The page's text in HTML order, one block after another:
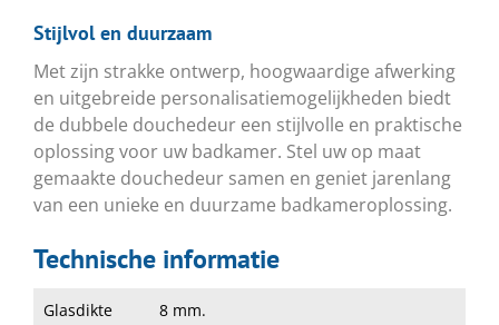
Stijlvol en duurzaam
Met zijn strakke ontwerp, hoogwaardige afwerking
en uitgebreide personalisatiemogelijkheden biedt
de dubbele douchedeur een stijlvolle en praktische
oplossing voor uw badkamer. Stel uw op maat
gemaakte douchedeur samen en geniet jarenlang
van een unieke en duurzame badkameroplossing.
Technische informatie
Glasdikte 8 mm.